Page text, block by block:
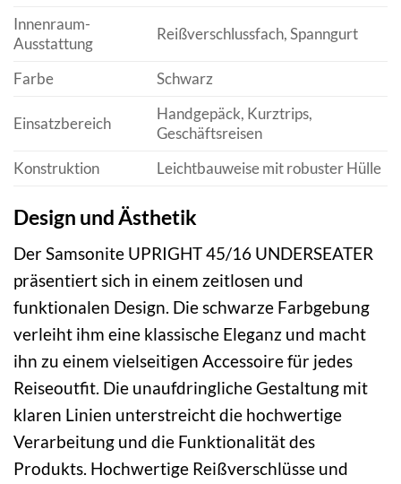
Innenraum-
Ausstattung
Reißverschlussfach, Spanngurt
Farbe Schwarz
Einsatzbereich
Handgepäck, Kurztrips,
Geschäftsreisen
Konstruktion
Leichtbauweise mit robuster Hülle
Design und Ästhetik
Der Samsonite UPRIGHT 45/16 UNDERSEATER
präsentiert sich in einem zeitlosen und
funktionalen Design. Die schwarze Farbgebung
verleiht ihm eine klassische Eleganz und macht
ihn zu einem vielseitigen Accessoire für jedes
Reiseoutfit. Die unaufdringliche Gestaltung mit
klaren Linien unterstreicht die hochwertige
Verarbeitung und die Funktionalität des
Produkts. Hochwertige Reißverschlüsse und